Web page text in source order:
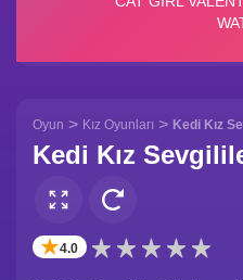
Oyun > Kız Oyunları > Kedi Kız
Kedi Kız
✭4.0